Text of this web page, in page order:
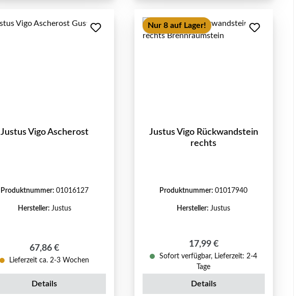
Justus Vigo Ascherost
Produktnummer: 01016127
Hersteller: Justus
Regulärer Preis:
67,86 €
Lieferzeit ca. 2-3 Wochen
Details
Nur 8 auf Lager!
Justus Vigo Rückwandstein
rechts
Produktnummer:01017940
Hersteller:Justus
Regulärer Preis:
17,99 €
Sofort verfügbar, Lieferzeit: 2-4
Tage
Details